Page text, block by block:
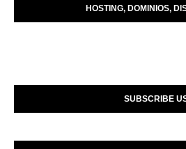
HOSTING, DOMINIOS,
SUBSCRIBE